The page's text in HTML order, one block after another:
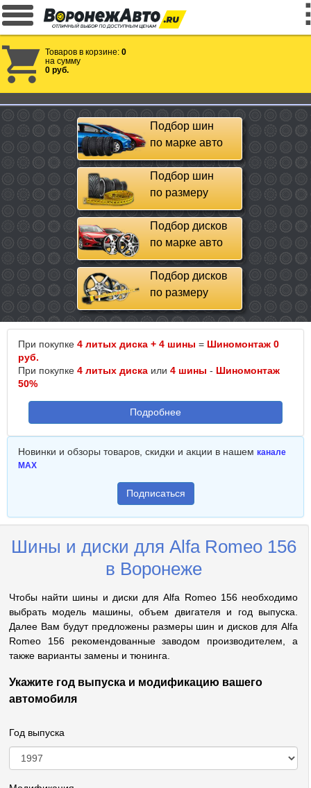
Товаров в корзине: 0
на сумму
0 руб.
Подбор шин
по марке авто
Подбор шин
по размеру
Подбор дисков
по марке авто
Подбор дисков
по размеру
При покупке 4 литых диска + 4 шины = Шиномонтаж 0
руб.
При покупке 4 литых диска или 4 шины - Шиномонтаж
50%
Подробнее
Новинки и обзоры товаров, скидки и акции в нашем канале
MAX
Подписаться
Шины и диски для Alfa Romeo 156
в Воронеже
Чтобы найти шины и диски для Alfa Romeo 156 необходимо
выбрать модель машины, объем двигателя и год выпуска.
Далее Вам будут предложены размеры шин и дисков для Alfa
Romeo 156 рекомендованные заводом производителем, а
также варианты замены и тюнинга.
Укажите год выпуска и модификацию вашего
автомобиля
Год выпуска